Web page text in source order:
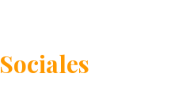
Sociales